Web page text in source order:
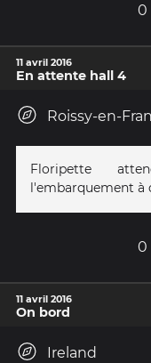
0
11 avril 2016
En attente hall 4
Roissy-en-
Floripette
l'embarquement à
0
11 avril 2016
On bord
Ireland